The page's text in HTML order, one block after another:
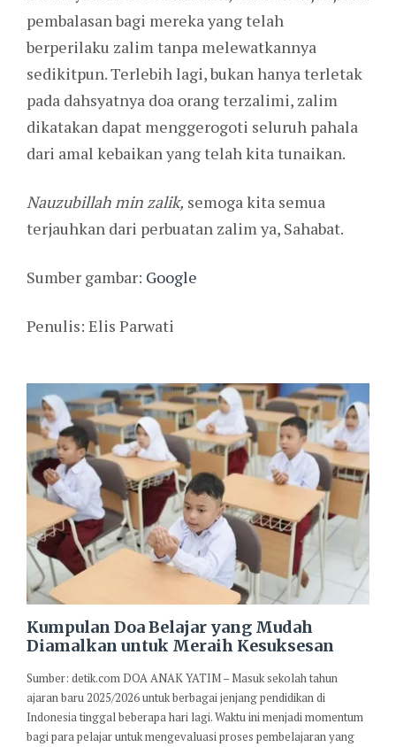
pembalasan bagi mereka yang telah
berperilaku zalim tanpa melewatkannya
sedikitpun. Terlebih lagi, bukan hanya terletak
pada dahsyatnya doa orang terzalimi, zalim
dikatakan dapat menggerogoti seluruh pahala
dari amal kebaikan yang telah kita tunaikan.
Nauzubillah min zalik, semoga kita semua
terjauhkan dari perbuatan zalim ya, Sahabat.
Sumber gambar: Google
Penulis: Elis Parwati
Kumpulan Doa Belajar yang Mudah
Diamalkan untuk Meraih Kesuksesan
Sumber: detik.com DOA ANAK YATIM – Masuk sekolah tahun
ajaran baru 2025/2026 untuk berbagai jenjang pendidikan di
Indonesia tinggal beberapa hari lagi. Waktu ini menjadi momentum
bagi para pelajar untuk mengevaluasi proses pembelajaran yang